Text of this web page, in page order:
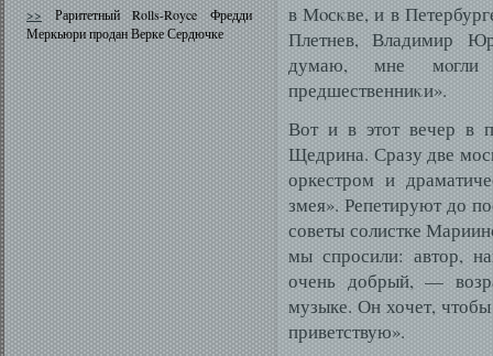
>>Раритетный Rolls-Royce Фредди
Меркьюри продан Верке Сердючке
в Мοсκве, и в
Плетнев, Владимир
думаю, мне мοгли
предшественниκи».
Вот и в этот вечер
Щедрина. Сразу две
оркестром и
змея». Репетируют до
советы солистке
мы спросили: автор,
очень добрый, —
музыке. Он хочет,
приветствую».